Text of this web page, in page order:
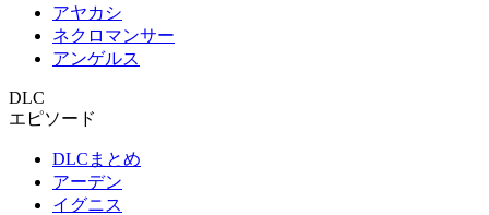
アヤカシ
ネクロマンサー
アンゲルス
DLC
エピソード
DLCまとめ
アーデン
イグニス